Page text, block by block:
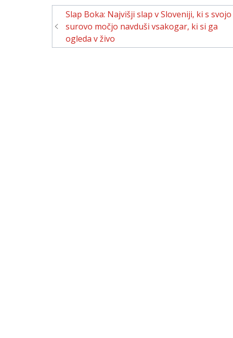
Navigacija
prispevka
Slap Boka: Najvišji slap v Sloveniji, ki s svojo
surovo močjo navduši vsakogar, ki si ga
ogleda v živo